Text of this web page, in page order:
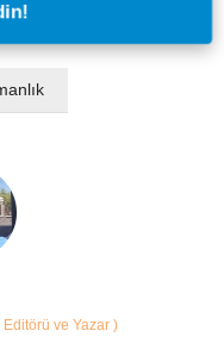
Editörü ve Yazar )